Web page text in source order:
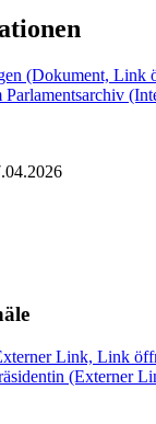
(Dokument, Link
Link, Link
(Externer